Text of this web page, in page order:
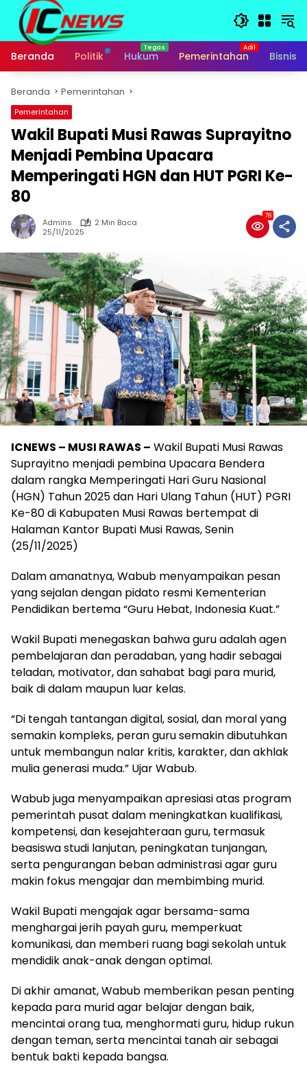
Langsung
konten
Beranda
Politik Hukum Pemerintahan Bisnis
Beranda Pemerintahan
Pemerintahan
Wakil Bupati Musi Rawas Suprayitno
Menjadi Pembina Upacara
Memperingati HGN dan HUT PGRI Ke-
80
Admins
2 Min Baca
25/11/2025
78
ICNEWS – MUSI RAWAS – Wakil Bupati Musi Rawas
Suprayitno menjadi pembina Upacara Bendera
dalam rangka Memperingati Hari Guru Nasional
(HGN) Tahun 2025 dan Hari Ulang Tahun (HUT) PGRI
Ke-80 di Kabupaten Musi Rawas bertempat di
Halaman Kantor Bupati Musi Rawas, Senin
(25/11/2025)
Dalam amanatnya, Wabub menyampaikan pesan
yang sejalan dengan pidato resmi Kementerian
Pendidikan bertema “Guru Hebat, Indonesia Kuat.”
Wakil Bupati menegaskan bahwa guru adalah agen
pembelajaran dan peradaban, yang hadir sebagai
teladan, motivator, dan sahabat bagi para murid,
baik di dalam maupun luar kelas.
“Di tengah tantangan digital, sosial, dan moral yang
semakin kompleks, peran guru semakin dibutuhkan
untuk membangun nalar kritis, karakter, dan akhlak
mulia generasi muda.” Ujar Wabub.
Wabub juga menyampaikan apresiasi atas program
pemerintah pusat dalam meningkatkan kualifikasi,
kompetensi, dan kesejahteraan guru, termasuk
beasiswa studi lanjutan, peningkatan tunjangan,
serta pengurangan beban administrasi agar guru
makin fokus mengajar dan membimbing murid.
Wakil Bupati mengajak agar bersama-sama
menghargai jerih payah guru, memperkuat
komunikasi, dan memberi ruang bagi sekolah untuk
mendidik anak-anak dengan optimal.
Di akhir amanat, Wabub memberikan pesan penting
kepada para murid agar belajar dengan baik,
mencintai orang tua, menghormati guru, hidup rukun
dengan teman, serta mencintai tanah air sebagai
bentuk bakti kepada bangsa.